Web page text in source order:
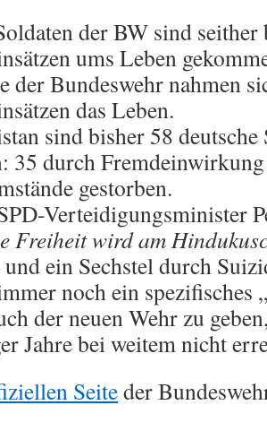
der BW sind seither
ums Leben
der Bundeswehr nahmen
das Leben.
sind bisher 58 deutsche
35 durch
gestorben.
Verteidigungsminister
Freiheit wird am
und ein Sechstel durch
noch ein spezifisches
der neuen Wehr zu
Jahre bei weitem nicht
Seiteder